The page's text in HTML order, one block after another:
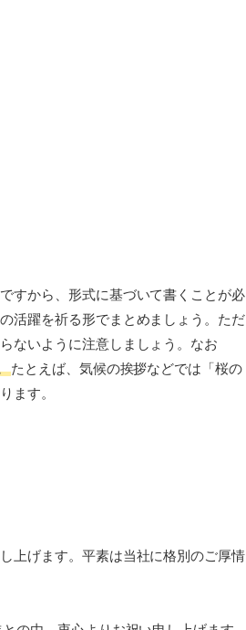
すから、形式に基づいて書くことが必
活躍を祈る形でまとめましょう。ただ
ないように注意しましょう。なお
たとえば、気候の挨拶などでは「桜の
ます。
上げます。平素は当社に格別のご厚情